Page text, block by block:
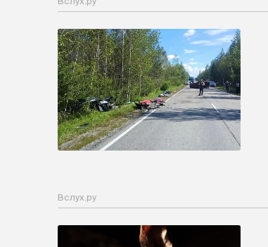
Вслух.ру